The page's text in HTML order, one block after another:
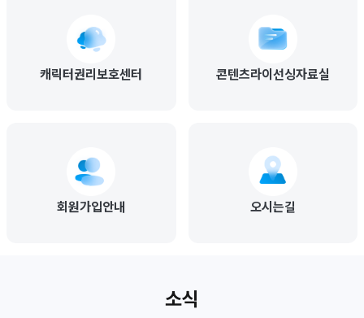
캐릭터권리보호센터 콘텐츠라이선싱자료실
회원가입안내 오시는길
소식